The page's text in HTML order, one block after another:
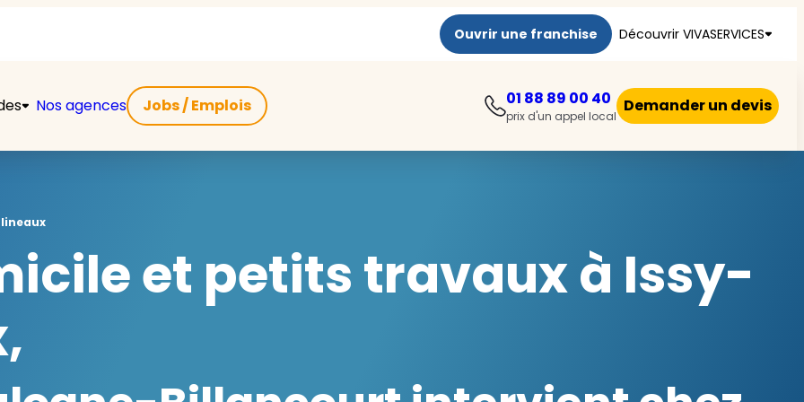
Ouvrir une franchise Découvrir VIVASERVICES
Nos agences Jobs / Emplois 01 88 89 00 40
prix d'un appel local
Demander un devis
et petits travaux à Issy-